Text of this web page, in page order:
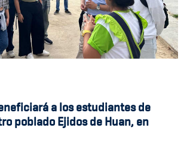
a los estudiantes de
poblado Ejidos de Huan, en